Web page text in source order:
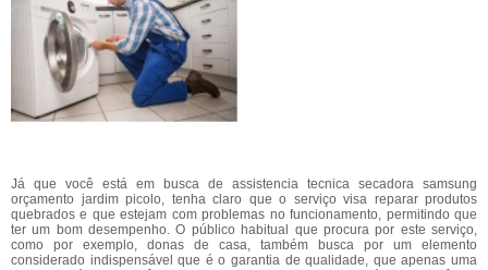
Já que você está em busca de assistencia tecnica secadora samsung
orçamento jardim picolo, tenha claro que o serviço visa reparar produtos
quebrados e que estejam com problemas no funcionamento, permitindo que
ter um bom desempenho. O público habitual que procura por este serviço,
como por exemplo, donas de casa, também busca por um elemento
considerado indispensável que é o garantia de qualidade, que apenas uma